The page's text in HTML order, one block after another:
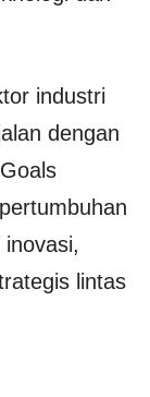
industri
dengan
lintas